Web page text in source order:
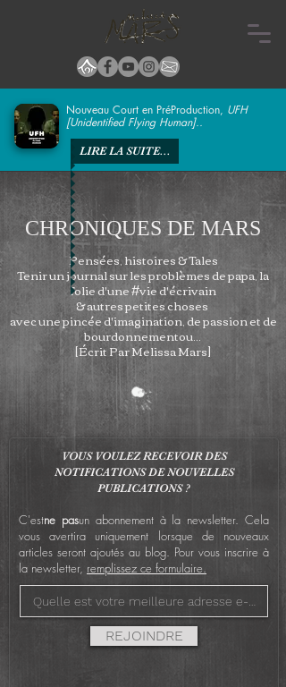
Nouveau Court en PréProduction, UFH
[Unidentified Flying Human]..
LIRE LA SUITE...
CHRONIQUES DE MARS
Pensées, histoires & Tales
Tenir un journal sur les problèmes de papa, la
folie d'une #vie d'écrivain
& autres petites choses
avec une pincée d'imagination, de passion et de
bourdonnementou...
[Écrit Par Melissa Mars]
VOUS VOULEZ RECEVOIR DES
NOTIFICATIONS DE NOUVELLES
PUBLICATIONS ?
C'estne pasun abonnement à la newsletter. Cela
vous avertira uniquement lorsque de nouveaux
articles seront ajoutés au blog. Pour vous inscrire à
la newsletter, remplissez ce formulaire.
REJOINDRE